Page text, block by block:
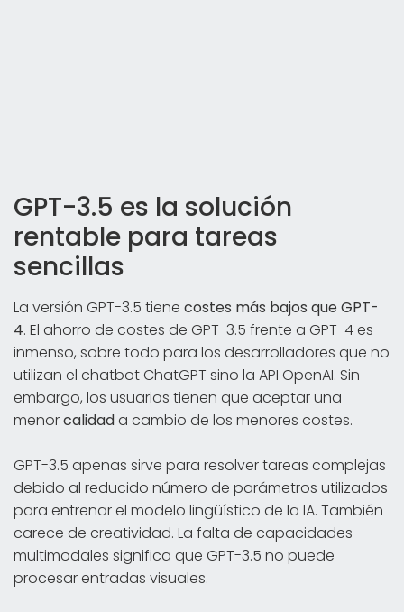
GPT-3.5 es la solución
rentable para tareas
sencillas
La versión GPT-3.5 tiene costes más bajos que GPT-
4. El ahorro de costes de GPT-3.5 frente a GPT-4 es
inmenso, sobre todo para los desarrolladores que no
utilizan el chatbot ChatGPT sino la API OpenAI. Sin
embargo, los usuarios tienen que aceptar una
menorcalidada cambio de los menores costes.
GPT-3.5 apenas sirve para resolver tareas complejas
debido al reducido número de parámetros utilizados
para entrenar el modelo lingüístico de la IA. También
carece de creatividad. La falta de capacidades
multimodales significa que GPT-3.5 no puede
procesar entradas visuales.